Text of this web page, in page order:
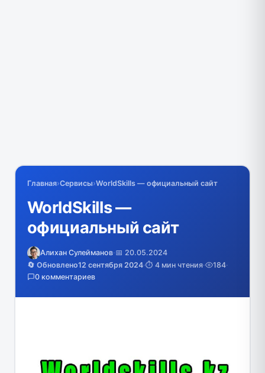
Главная›Сервисы›WorldSkills — официальный сайт
WorldSkills —
официальный сайт
Алихан Сулейманов·📅 20.05.2024
🔄 Обновлено12 сентября 2024·⏱️ 4 мин чтения· 184·
0 комментариев